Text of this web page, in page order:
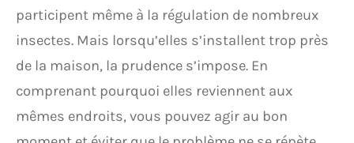
participent même à la régulation de nombreux
insectes. Mais lorsqu’elles s’installent trop près
de la maison, la prudence s’impose. En
comprenant pourquoi elles reviennent aux
mêmes endroits, vous pouvez agir au bon